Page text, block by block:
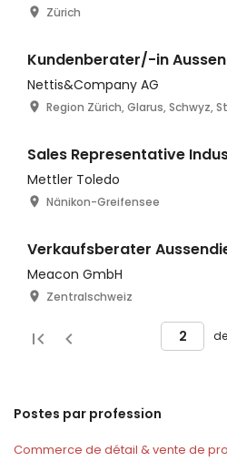
Zürich
Kundenberater/-in
Nettis&Company AG
Region Zürich, Glarus, Schwyz,
Sales Representative
Mettler Toledo
Nänikon-Greifensee
Verkaufsberater
Meacon GmbH
Zentralschweiz
Postes par profession
Commerce de détail & vente de